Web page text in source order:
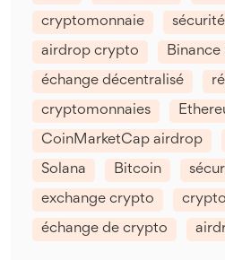
cryptomonnaie
airdrop crypto Binance
échange décentralisé
cryptomonnaies
CoinMarketCap airdrop
Solana Bitcoin
exchange crypto crypto
échange de crypto